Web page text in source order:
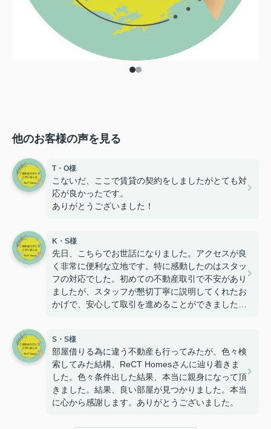
他のお客様の声を見る
T・O様
こないだ、ここで賃貸の契約をしましたがとても対
応が良かったです。
ありがとうございました！
K・S様
先日、こちらでお世話になりました。アクセスが良
く非常に便利な立地です。特に感動したのはスタッ
フの対応でした。初めての不動産取引で不安があり
ましたが、スタッフが懇切丁寧に説明してくれたお
かげで、安心して取引を進めることができました。
お願いしようと思います。信頼できる不動産屋さん
です。
S・S様
部屋借りる為に違う不動産も行ってみたが、色々検
索してみた結構、ReCT Homesさんに辿り着きま
した。色々条件出した結果、本当に親身になって頂
きました。結果、良い部屋が見つかりました。本当
に心から感謝します。ありがとうございました。